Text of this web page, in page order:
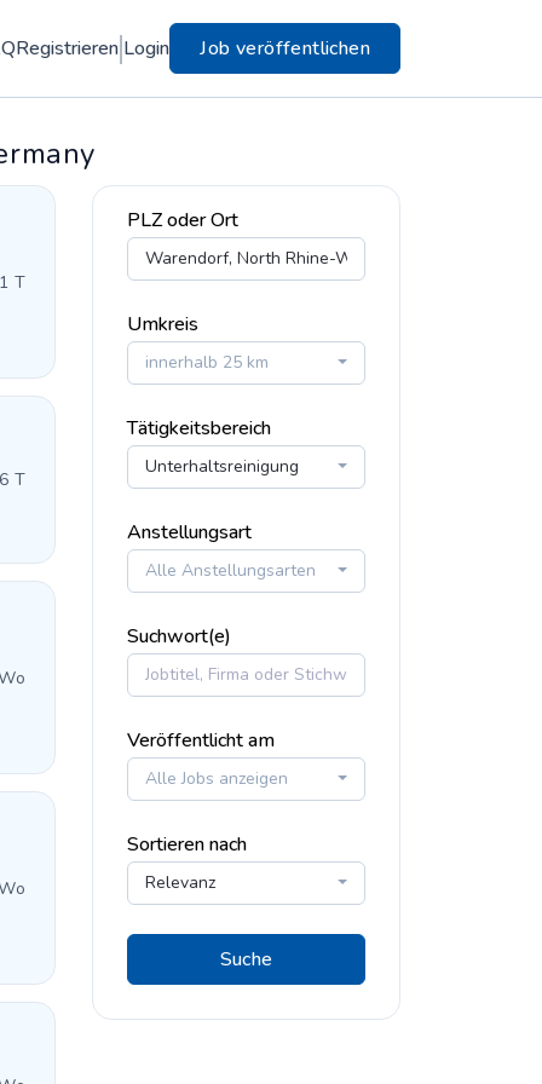
Registrieren Login Job veröffentlichen
T
T
PLZ oder Ort
Umkreis
innerhalb 25 km
Tätigkeitsbereich
Unterhaltsreinigung
Anstellungsart
Alle Anstellungsarten
Suchwort(e)
Veröffentlicht am
Alle Jobs anzeigen
Sortieren nach
Relevanz
Suche